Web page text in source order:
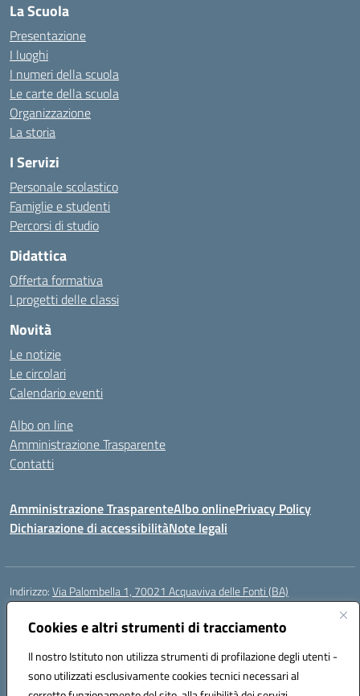
Cookies e altri strumenti di tracciamento
Il nostro Istituto non utilizza strumenti di profilazione degli utenti -
sono utilizzati esclusivamente cookies tecnici necessari al
La Scuola
Presentazione
I luoghi
I numeri della scuola
Le carte della scuola
Organizzazione
La storia
I Servizi
Personale scolastico
Famiglie e studenti
Percorsi di studio
Didattica
Offerta formativa
I progetti delle classi
Novità
Le notizie
Le circolari
Calendario eventi
Albo on line
Amministrazione Trasparente
Contatti
Amministrazione TrasparenteAlbo onlinePrivacy Policy
Dichiarazione di accessibilitàNote legali
Indirizzo:Via Palombella 1, 70021 Acquaviva delle Fonti (BA)
Centralino:
Posta elettronica certificata (PEC):baic89400e@pec.istruzione.it
Codice fiscale: 91121590722
Codice meccanografico:baic89400e
Codice Indice delle Pubbliche Amministrazioni (IPA): icddagio